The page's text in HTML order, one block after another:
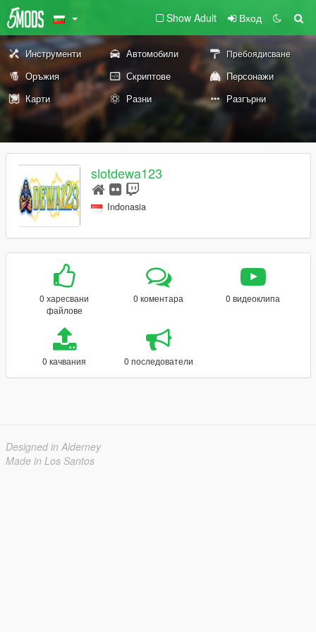
Show Adult Вход
Инструменти Автомобили Пребоядисване
Оръжия Скриптове
Персонажи
Карти
Разни Разгърни
slotdewa123
Indonasia
0 харесвани
файлове
0 коментара 0 видеоклипа
0 качвания 0 последователи
Designed in Alderney
Made in Los Santos